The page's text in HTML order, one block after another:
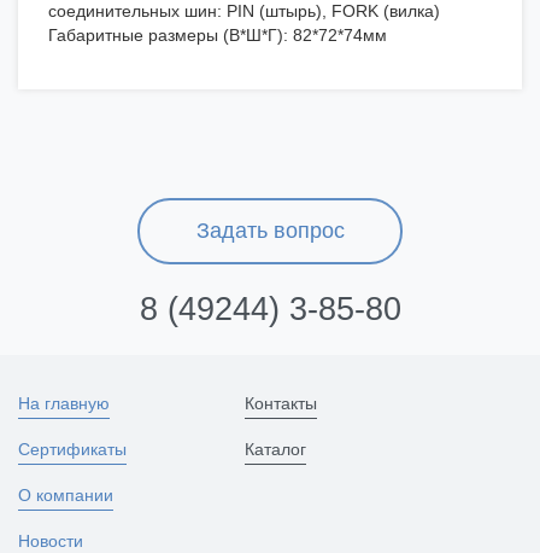
соединительных шин: PIN (штырь), FORK (вилка)
Габаритные размеры (В*Ш*Г): 82*72*74мм
Задать вопрос
8 (49244) 3-85-80
На главную
Сертификаты
О компании
Новости
Контакты
Каталог